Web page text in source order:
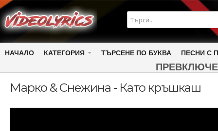
НАЧАЛО КАТЕГОРИЯ ТЪРСЕНЕ ПО БУКВА ПЕСНИ С
Марко & Снежина - Като кръшкаш